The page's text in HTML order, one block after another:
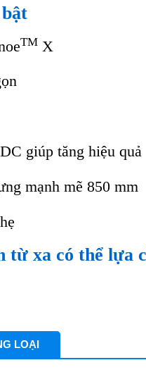
TM X
giúp tăng hiệu quả
mạnh mẽ 850 mm
từ xa có thể lựa
LOẠI